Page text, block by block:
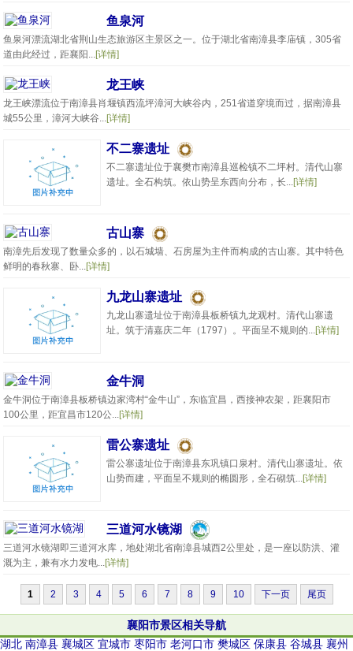
鱼泉河
鱼泉河漂流湖北省荆山生态旅游区主景区之一。位于湖北省南漳县李庙镇，305省
道由此经过，距襄阳...[详情]
龙王峡
龙王峡漂流位于南漳县肖堰镇西流坪漳河大峡谷内，251省道穿境而过，据南漳县
城55公里，漳河大峡谷...[详情]
不二寨遗址
不二寨遗址位于襄樊市南漳县巡检镇不二坪村。清代山寨
遗址。全石构筑。依山势呈东西向分布，长...[详情]
古山寨
南漳先后发现了数量众多的，以石城墙、石房屋为主件而构成的古山寨。其中特色
鲜明的春秋寨、卧...[详情]
九龙山寨遗址
九龙山寨遗址位于南漳县板桥镇九龙观村。清代山寨遗
址。筑于清嘉庆二年（1797）。平面呈不规则的...[详情]
金牛洞
金牛洞位于南漳县板桥镇边家湾村“金牛山”，东临宜昌，西接神农架，距襄阳市
100公里，距宜昌市120公...[详情]
雷公寨遗址
雷公寨遗址位于南漳县东巩镇口泉村。清代山寨遗址。依
山势而建，平面呈不规则的椭圆形，全石砌筑...[详情]
三道河水镜湖
三道河水镜湖即三道河水库，地处湖北省南漳县城西2公里处，是一座以防洪、灌
溉为主，兼有水力发电...[详情]
1 2 3 4 5 6 7 8 9 10 下一页 尾页
襄阳市景区相关导航
湖北 南漳县 襄城区 宜城市 枣阳市 老河口市 樊城区 保康县 谷城县 襄州